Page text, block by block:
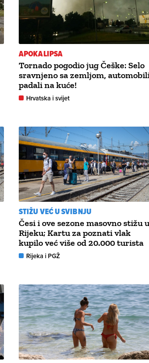
APOKALIPSA
Tornado pogodio jug Češke: Selo
sravnjeno sa zemljom,
padali na kuće!
Hrvatska i svijet
STIŽU VEĆ U SVIBNJU
Česi i ove sezone masovno stižu u
Rijeku; Kartu za poznati vlak
kupilo već više od 20.000 turista
Rijeka i PGŽ